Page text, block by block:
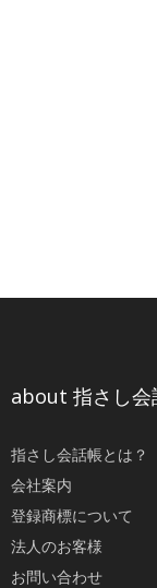
about 指さし会
指さし会話帳とは？
会社案内
登録商標について
法人のお客様
お問い合わせ